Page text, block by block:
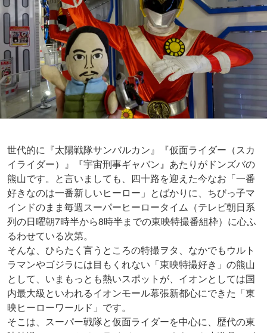
世代的に『太陽戦隊サンバルカン』『仮面ライダー（スカ
イライダー）』『宇宙刑事ギャバン』あたりがドンズバの
熊山です。と言いましても、四十路を迎えた今なお「一番
好きなのは一番新しいヒーロー」とばかりに、ちびっ子マ
インドのまま毎週スーパーヒーロータイム（テレビ朝日系
列の日曜朝7時半から8時半までの東映特撮番組枠）に心ふ
るわせている次第。
そんな、ひらたく言うところの特撮ヲタ、なかでもウルト
ラマンやゴジラには目もくれない「東映特撮好き」の熊山
として、いまもっとも熱いスポットが、イオンとしては国
内最大級といわれるイオンモール幕張新都心にできた「東
映ヒーローワールド」です。
そこは、スーパー戦隊と仮面ライダーを中心に、歴代の東